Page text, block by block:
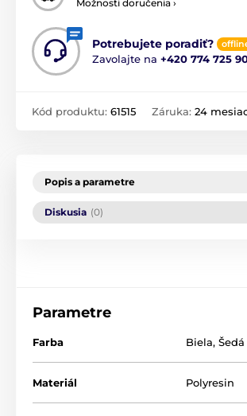
Možnosti doručenia ›
Potrebujete poradiť?
Zavolajte na +420 774 725
Kód produktu: 61515 Záruka: 24
Popis a parametre
Diskusia (0)
Parametre
Farba Biela, Šedá
Materiál Polyresin